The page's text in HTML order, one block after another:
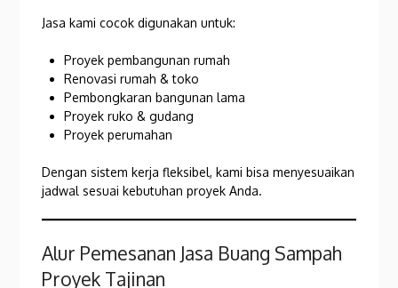
Jasa kami cocok digunakan untuk:
Proyek pembangunan rumah
Renovasi rumah & toko
Pembongkaran bangunan lama
Proyek ruko & gudang
Proyek perumahan
Dengan sistem kerja fleksibel, kami bisa menyesuaikan
jadwal sesuai kebutuhan proyek Anda.
Alur Pemesanan Jasa Buang Sampah
Proyek Tajinan